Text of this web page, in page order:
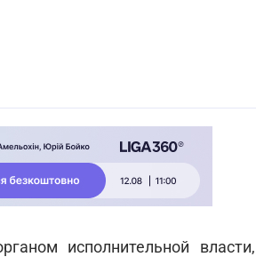
исполнительной власти,